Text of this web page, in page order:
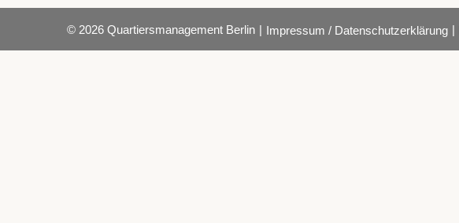
© 2026 Quartiersmanagement Berlin | Impressum / Datenschutzerklärung |